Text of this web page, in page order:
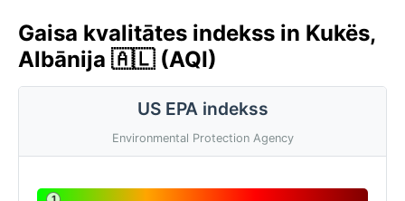
Gaisa kvalitātes indekss in Kukës,
Albānija 🇦🇱 (AQI)
US EPA indekss
Environmental Protection Agency